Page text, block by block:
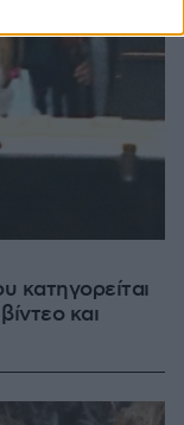
κατηγορείται
και